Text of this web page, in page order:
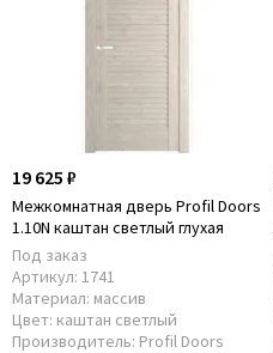
19 625 ₽
Межкомнатная дверь Profil Doors
1.10N каштан светлый глухая
Под заказ
Артикул: 1741
Материал: массив
Цвет: каштан светлый
Производитель: Profil Doors